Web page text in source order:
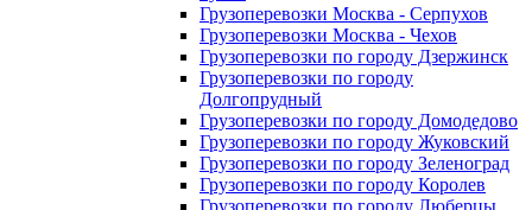
Грузоперевозки Москва - Серпухов
Грузоперевозки Москва - Чехов
Грузоперевозки по городу Дзержинск
Грузоперевозки по городу
Долгопрудный
Грузоперевозки по городу Домодедово
Грузоперевозки по городу Жуковский
Грузоперевозки по городу Зеленоград
Грузоперевозки по городу Королев
Грузоперевозки по городу Люберцы